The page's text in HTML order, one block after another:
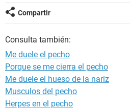
GLOSARIO
Compartir
Consulta también:
Me duele el pecho
Porque se me cierra el pecho
Me duele el hueso de la nariz
Musculos del pecho
Herpes en el pecho